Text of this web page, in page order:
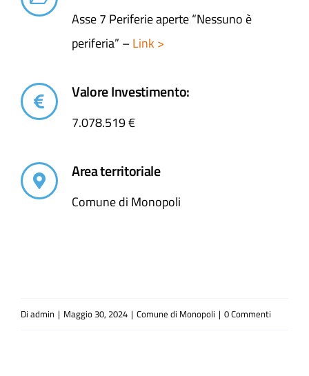
Asse 7 Periferie aperte “Nessuno è
periferia” –Link >
Valore Investimento:
7.078.519 €
Area territoriale
Comune di Monopoli
Di admin | Maggio 30, 2024 | Comune di Monopoli | 0 Commenti